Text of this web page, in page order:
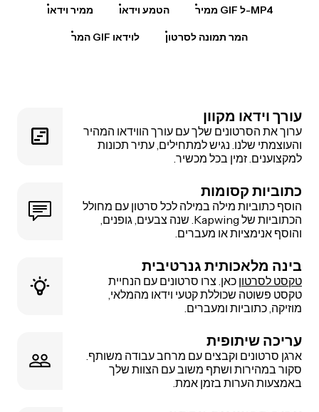
ממיר וידאו הטמע וידאו ממיר GIF ל-MP4
המר GIF לוידאו המר תמונה לסרטון
עורך וידאו מקוון
ערוך את הסרטונים שלך עם עורך הווידאו המהיר
והעוצמתי שלנו. נגיש למתחילים, עתיר תכונות
למקצוענים. זמין בכל מכשיר.
כתוביות קסומות
הוסף כתוביות מילה במילה לכל סרטון עם מחולל
הכתוביות של Kapwing. שנה צבעים, גופנים,
והוסף אנימציות או מעברים.
בינה מלאכותית גנרטיבית
טקסט לסרטון כאן. צרו סרטונים עם הנחיית
טקסט פשוטה שכוללת קטעי וידאו מהמלאי,
מוזיקה, כתוביות ומעברים.
עריכה שיתופית
ארגן סרטונים וקבצים עם מרחב עבודה משותף.
סקור במהירות ושתף משוב עם הצוות שלך
באמצעות הערות בזמן אמת.